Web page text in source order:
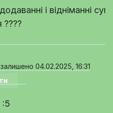
і відніманні
????
, залишено 04.02.2025, 16:31
:5